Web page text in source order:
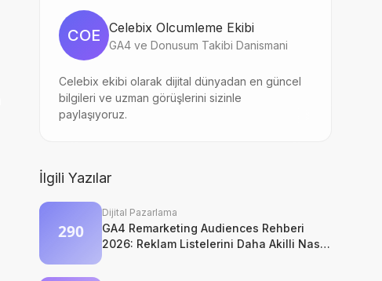
COE Celebix Olcumleme Ekibi
GA4 ve Donusum Takibi Danismani
Celebix ekibi olarak dijital dünyadan en güncel
bilgileri ve uzman görüşlerini sizinle
paylaşıyoruz.
İlgili Yazılar
Dijital Pazarlama
GA4 Remarketing Audiences Rehberi
2026: Reklam Listelerini Daha Akilli Nasil
Kurarsiniz?